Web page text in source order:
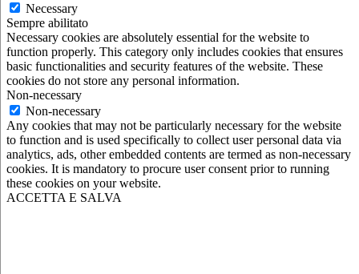
Necessary
Sempre abilitato
Necessary cookies are absolutely essential for the website to
function properly. This category only includes cookies that ensures
basic functionalities and security features of the website. These
cookies do not store any personal information.
Non-necessary
Non-necessary
Any cookies that may not be particularly necessary for the website
to function and is used specifically to collect user personal data via
analytics, ads, other embedded contents are termed as non-necessary
cookies. It is mandatory to procure user consent prior to running
these cookies on your website.
ACCETTA E SALVA